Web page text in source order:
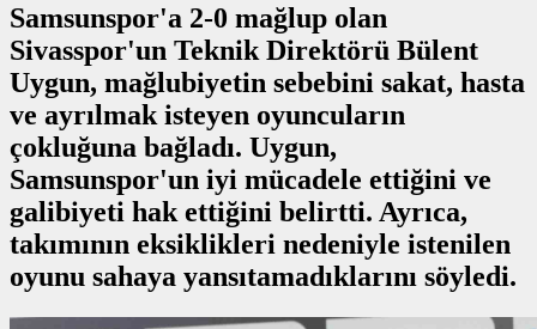
Samsunspor'a 2-0 mağlup olan
Sivasspor'un Teknik Direktörü Bülent
Uygun, mağlubiyetin sebebini sakat, hasta
ve ayrılmak isteyen oyuncuların
çokluğuna bağladı. Uygun,
Samsunspor'un iyi mücadele ettiğini ve
galibiyeti hak ettiğini belirtti. Ayrıca,
takımının eksiklikleri nedeniyle istenilen
oyunu sahaya yansıtamadıklarını söyledi.